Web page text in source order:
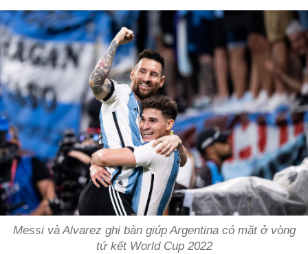
Messi và Alvarez ghi bàn giúp Argentina có mặt ở vòng
tứ kết World Cup 2022